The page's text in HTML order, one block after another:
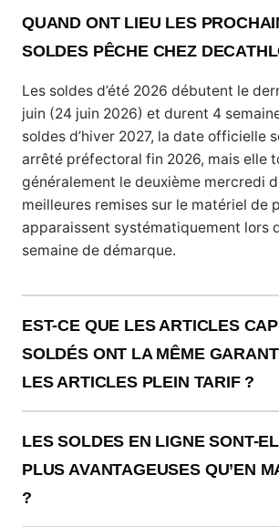
QUAND ONT LIEU LES
SOLDES PÊCHE CHEZ
Les soldes d’été 2026 débutent le
juin (24 juin 2026) et durent 4
soldes d’hiver 2027, la date officielle
arrêté préfectoral fin 2026, mais elle
généralement le deuxième mercredi
meilleures remises sur le matériel de
apparaissent systématiquement lors
semaine de démarque.
EST-CE QUE LES ARTICLES
SOLDÉS ONT LA MÊME
LES ARTICLES PLEIN TARIF ?
LES SOLDES EN LIGNE SONT-
PLUS AVANTAGEUSES QU’EN
?